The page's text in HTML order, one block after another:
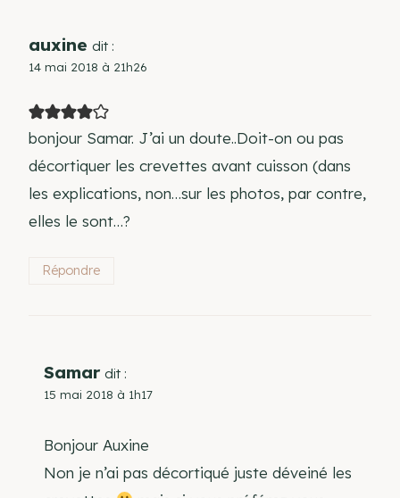
auxine dit :
14 mai 2018 à 21h26
bonjour Samar. J’ai un doute..Doit-on ou pas
décortiquer les crevettes avant cuisson (dans
les explications, non…sur les photos, par contre,
elles le sont…?
Répondre
Samar dit :
15 mai 2018 à 1h17
Bonjour Auxine
Non je n’ai pas décortiqué juste déveiné les